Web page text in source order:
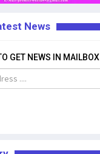
News
GET NEWS IN MAILBOX